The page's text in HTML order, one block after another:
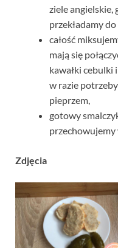
ziele angielskie,
przekładamy
całość
mają się
kawałki cebulki
w razie
pieprzem,
gotowy
przechowujemy
Zdjęcia